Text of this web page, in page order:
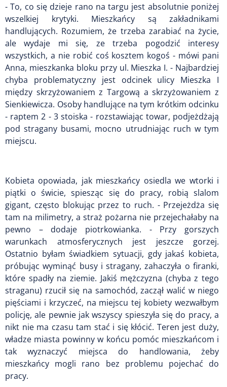
- To, co się dzieje rano na targu jest absolutnie poniżej
wszelkiej krytyki. Mieszkańcy są zakładnikami
handlujących. Rozumiem, że trzeba zarabiać na życie,
ale wydaje mi się, ze trzeba pogodzić interesy
wszystkich, a nie robić coś kosztem kogoś - mówi pani
Anna, mieszkanka bloku przy ul. Mieszka I. - Najbardziej
chyba problematyczny jest odcinek ulicy Mieszka I
między skrzyżowaniem z Targową a skrzyżowaniem z
Sienkiewicza. Osoby handlujące na tym krótkim odcinku
- raptem 2 - 3 stoiska - rozstawiając towar, podjeżdżają
pod stragany busami, mocno utrudniając ruch w tym
miejscu.
Kobieta opowiada, jak mieszkańcy osiedla we wtorki i
piątki o świcie, spiesząc się do pracy, robią slalom
gigant, często blokując przez to ruch. - Przejeżdża się
tam na milimetry, a straż pożarna nie przejechałaby na
pewno – dodaje piotrkowianka. - Przy gorszych
warunkach atmosferycznych jest jeszcze gorzej.
Ostatnio byłam świadkiem sytuacji, gdy jakaś kobieta,
próbując wyminąć busy i stragany, zahaczyła o firanki,
które spadły na ziemie. Jakiś mężczyzna (chyba z tego
straganu) rzucił się na samochód, zaczął walić w niego
pięściami i krzyczeć, na miejscu tej kobiety wezwałbym
policję, ale pewnie jak wszyscy spieszyła się do pracy, a
nikt nie ma czasu tam stać i się kłócić. Teren jest duży,
władze miasta powinny w końcu pomóc mieszkańcom i
tak wyznaczyć miejsca do handlowania, żeby
mieszkańcy mogli rano bez problemu pojechać do
pracy.